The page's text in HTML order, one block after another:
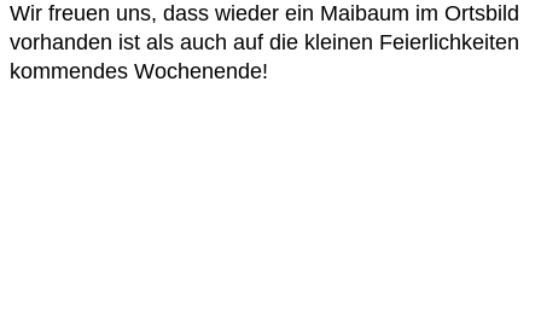
Wir freuen uns, dass wieder ein Maibaum im Ortsbild
vorhanden ist als auch auf die kleinen Feierlichkeiten
kommendes Wochenende!